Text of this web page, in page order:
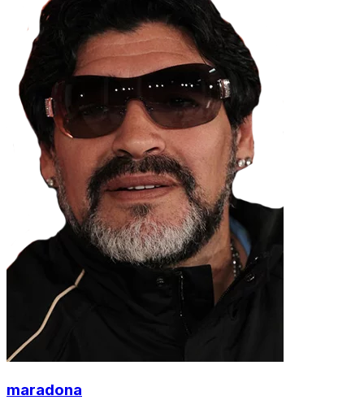
maradona